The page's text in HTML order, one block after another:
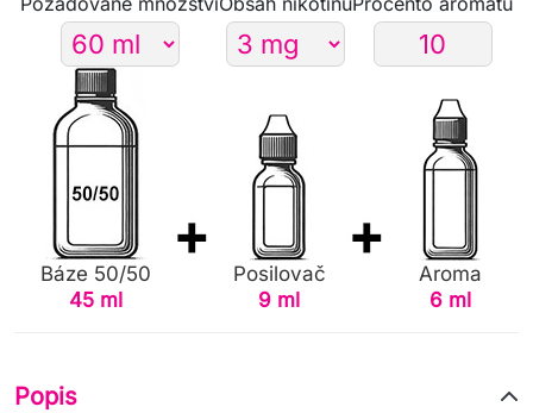
Báze 50/50
45 ml
Posilovač
9 ml
Aroma
6 ml
Popis